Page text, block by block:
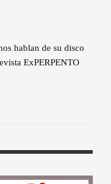
hablan de su disco
ExPERPENTO